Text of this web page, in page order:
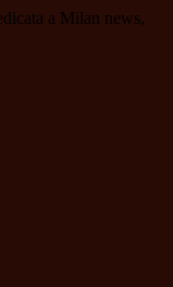
a Milan news,